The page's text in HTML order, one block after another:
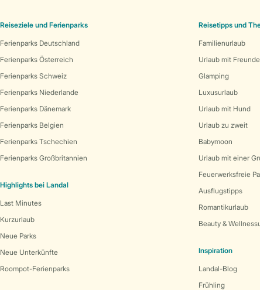
Reiseziele und Ferienparks
Ferienparks Deutschland
Ferienparks Österreich
Ferienparks Schweiz
Ferienparks Niederlande
Ferienparks Dänemark
Ferienparks Belgien
Ferienparks Tschechien
Ferienparks Großbritannien
Highlights bei Landal
Last Minutes
Kurzurlaub
Neue Parks
Neue Unterkünfte
Roompot-Ferienparks
Reisetipps und
Familienurlaub
Urlaub mit
Glamping
Luxusurlaub
Urlaub mit Hund
Urlaub zu zweit
Babymoon
Urlaub mit einer
Feuerwerksfreie
Ausflugstipps
Romantikurlaub
Beauty &
Inspiration
Landal-Blog
Frühling